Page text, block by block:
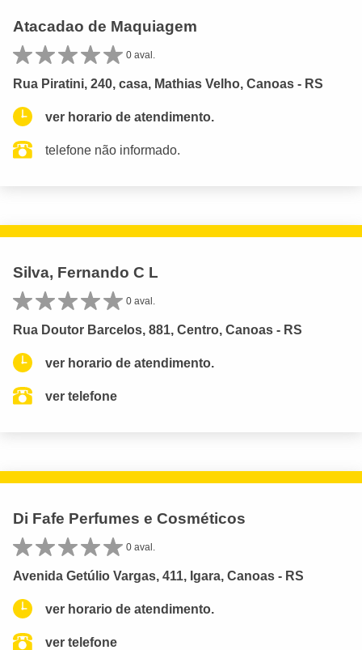
Atacadao de Maquiagem
0 aval.
Rua Piratini, 240, casa, Mathias Velho, Canoas - RS
ver horario de atendimento.
telefone não informado.
Silva, Fernando C L
0 aval.
Rua Doutor Barcelos, 881, Centro, Canoas - RS
ver horario de atendimento.
ver telefone
Di Fafe Perfumes e Cosméticos
0 aval.
Avenida Getúlio Vargas, 411, Igara, Canoas - RS
ver horario de atendimento.
ver telefone